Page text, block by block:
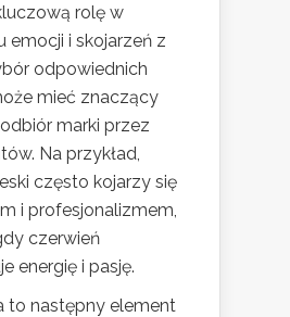
rolę w
emocji i skojarzeń z
odpowiednich
mieć znaczący
marki przez
Na przykład,
często kojarzy się
i profesjonalizmem,
czerwień
energię i pasję.
to następny element